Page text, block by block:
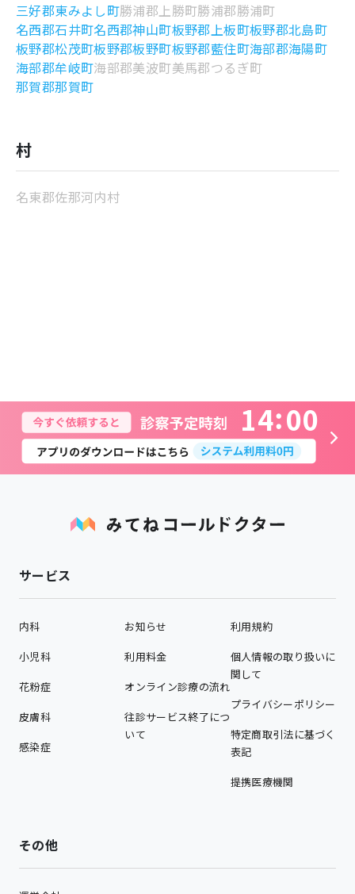
三好郡東みよし町勝浦郡上勝町勝浦郡勝浦町
名西郡石井町名西郡神山町板野郡上板町板野郡北島町
板野郡松茂町板野郡板野町板野郡藍住町海部郡海陽町
海部郡牟岐町海部郡美波町美馬郡つるぎ町
那賀郡那賀町
村
名東郡佐那河内村
14 00
サービス
内科
小児科
花粉症
皮膚科
感染症
お知らせ
利用料金
オンライン診療の流れ
往診サービス終了につ
いて
利用規約
個人情報の取り扱いに
関して
プライバシーポリシー
特定商取引法に基づく
表記
提携医療機関
その他